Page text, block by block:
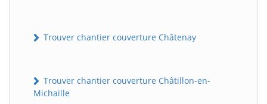
Trouver chantier couverture Châtenay
Trouver chantier couverture Châtillon-en-
Michaille